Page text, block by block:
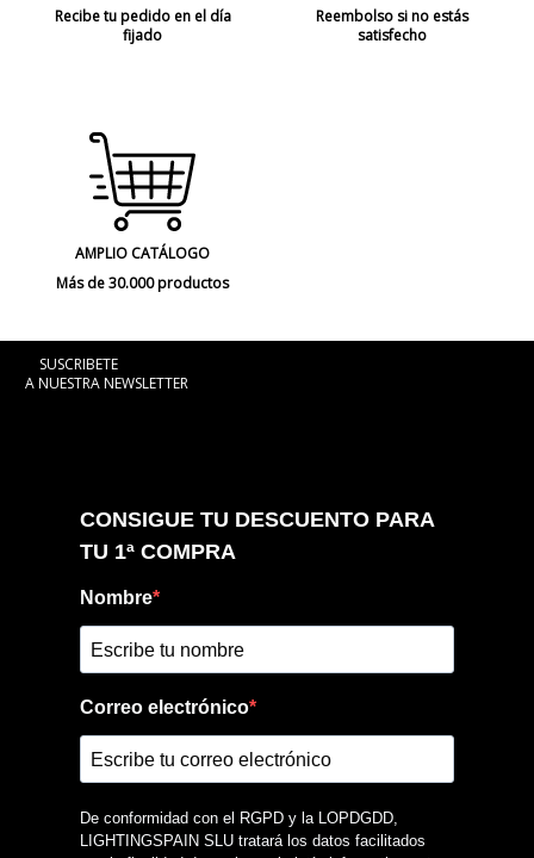
Recibe tu pedido en el día
fijado
Reembolso si no estás
satisfecho
AMPLIO CATÁLOGO
Más de 30.000 productos
SUSCRIBETE
A NUESTRA NEWSLETTER